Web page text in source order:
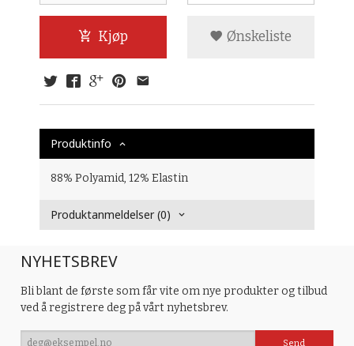
Kjøp Ønskeliste
Produktinfo
88% Polyamid, 12% Elastin
Produktanmeldelser (0)
NYHETSBREV
Bli blant de første som får vite om nye produkter og tilbud
ved å registrere deg på vårt nyhetsbrev.